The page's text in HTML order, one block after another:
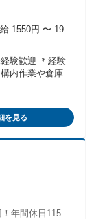
1550円 〜 1937
内作業や倉庫内
い方 ◎高時給の
の仕事を探して
を見る
年間休日115